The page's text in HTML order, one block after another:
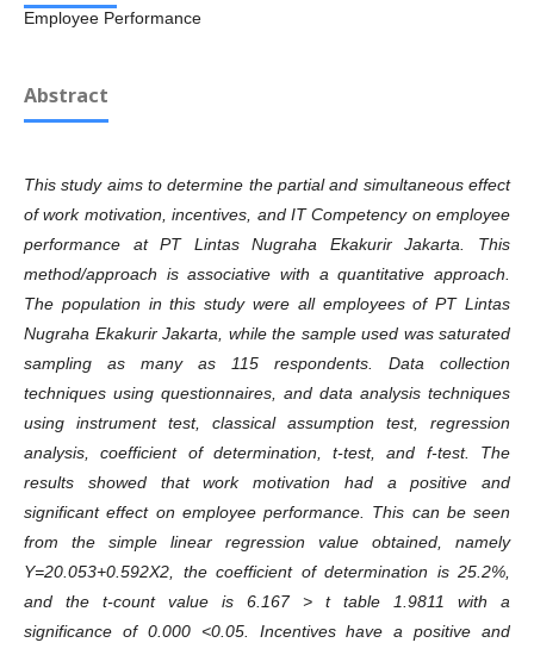
Employee Performance
Abstract
This study aims to determine the partial and simultaneous effect
of work motivation, incentives, and IT Competency on employee
performance at PT Lintas Nugraha Ekakurir Jakarta. This
method/approach is associative with a quantitative approach.
The population in this study were all employees of PT Lintas
Nugraha Ekakurir Jakarta, while the sample used was saturated
sampling as many as 115 respondents. Data collection
techniques using questionnaires, and data analysis techniques
using instrument test, classical assumption test, regression
analysis, coefficient of determination, t-test, and f-test. The
results showed that work motivation had a positive and
significant effect on employee performance. This can be seen
from the simple linear regression value obtained, namely
Y=20.053+0.592X2, the coefficient of determination is 25.2%,
and the t-count value is 6.167 > t table 1.9811 with a
significance of 0.000 <0.05. Incentives have a positive and